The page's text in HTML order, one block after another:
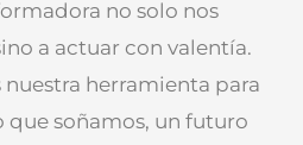
no solo nos
a actuar con valentía.
nuestra herramienta para
soñamos, un futuro